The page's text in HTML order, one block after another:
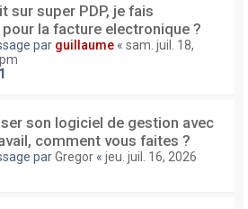
sur super PDP, je fais
la facture electronique ?
par guillaume « sam. juil. 18,
1
son logiciel de gestion avec
comment vous faites ?
parGregor « jeu. juil. 16, 2026